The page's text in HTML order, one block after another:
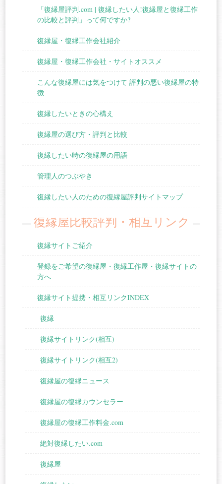
「復縁屋評判.com | 復縁したい人!復縁屋と復縁工作
の比較と評判」って何ですか?
復縁屋・復縁工作会社紹介
復縁屋・復縁工作会社・サイトオススメ
こんな復縁屋には気をつけて 評判の悪い復縁屋の特
徴
復縁したいときの心構え
復縁屋の選び方・評判と比較
復縁したい時の復縁屋の用語
管理人のつぶやき
復縁したい人のための復縁屋評判サイトマップ
復縁屋比較評判・相互リンク
復縁サイトご紹介
登録をご希望の復縁屋・復縁工作屋・復縁サイトの
方へ
復縁サイト提携・相互リンクINDEX
復縁
復縁サイトリンク(相互)
復縁サイトリンク(相互2)
復縁屋の復縁ニュース
復縁屋の復縁カウンセラー
復縁屋の復縁工作料金.com
絶対復縁したい.com
復縁屋